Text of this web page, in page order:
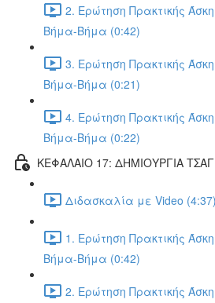
2. Ερώτηση Πρακτικής
Βήμα-Βήμα (0:42)
3. Ερώτηση Πρακτικής
Βήμα-Βήμα (0:21)
4. Ερώτηση Πρακτικής
Βήμα-Βήμα (0:22)
ΚΕΦΑΛΑΙΟ 17: ΔΗΜΙΟΥΡΓΙΑ
Διδασκαλία με Video (4:37)
1. Ερώτηση Πρακτικής
Βήμα-Βήμα (0:42)
2. Ερώτηση Πρακτικής